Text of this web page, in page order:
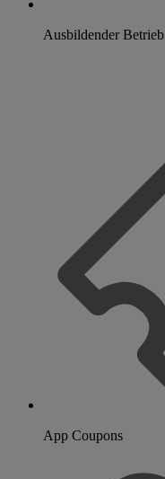
Ausbildender Betrieb
App Coupons